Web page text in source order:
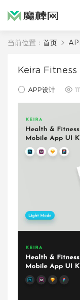
当前位置： 首页
Keira Fitness
APP设计